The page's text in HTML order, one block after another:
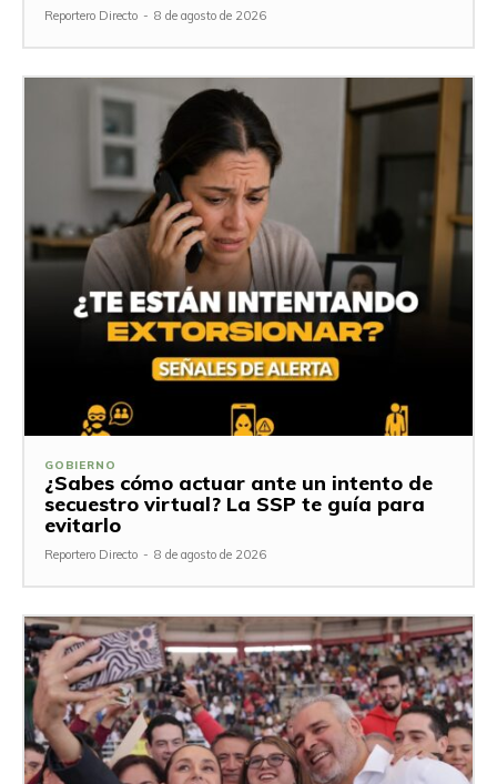
Reportero Directo - 8 de agosto de 2026
GOBIERNO
¿Sabes cómo actuar ante un intento de
secuestro virtual? La SSP te guía para
evitarlo
Reportero Directo - 8 de agosto de 2026